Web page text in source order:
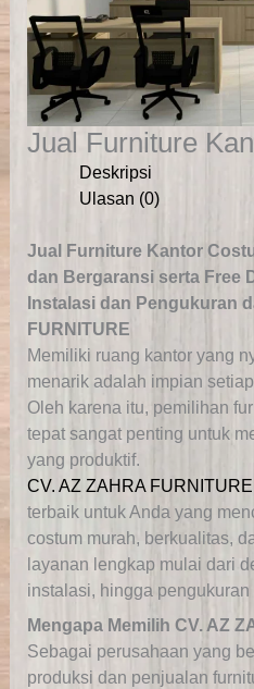
Jual Furniture
Deskripsi
Ulasan (0)
Jual Furniture Kantor
dan Bergaransi serta Free
Instalasi dan Pengukuran
FURNITURE
Memiliki ruang kantor yang
menarik adalah impian
Oleh karena itu, pemilihan
tepat sangat penting untuk
yang produktif.
CV. AZ ZAHRA FURNITURE
terbaik untuk Anda yang
costum murah, berkualitas,
layanan lengkap mulai dari
instalasi, hingga
Mengapa Memilih CV. AZ
Sebagai perusahaan yang
produksi dan penjualan